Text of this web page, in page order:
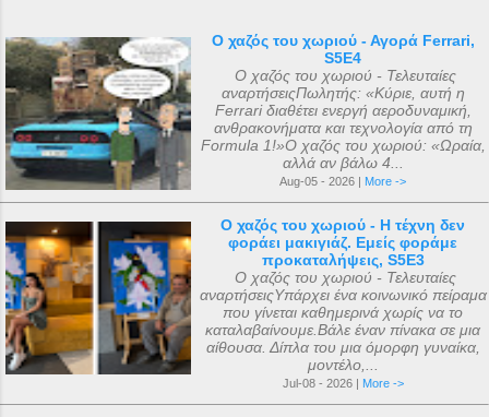
Ο χαζός του χωριού - Αγορά Ferrari,
S5E4
Ο χαζός του χωριού - Τελευταίες
αναρτήσειςΠωλητής: «Κύριε, αυτή η
Ferrari διαθέτει ενεργή αεροδυναμική,
ανθρακονήματα και τεχνολογία από τη
Formula 1!»Ο χαζός του χωριού: «Ωραία,
αλλά αν βάλω 4...
Aug-05 - 2026 | More ->
Ο χαζός του χωριού - Η τέχνη δεν
φοράει μακιγιάζ. Εμείς φοράμε
προκαταλήψεις, S5E3
Ο χαζός του χωριού - Τελευταίες
αναρτήσειςΥπάρχει ένα κοινωνικό πείραμα
που γίνεται καθημερινά χωρίς να το
καταλαβαίνουμε.Βάλε έναν πίνακα σε μια
αίθουσα. Δίπλα του μια όμορφη γυναίκα,
μοντέλο,...
Jul-08 - 2026 | More ->